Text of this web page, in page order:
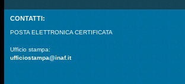
CONTATTI:
POSTA ELETTRONICA CERTIFICATA
Ufficio stampa:
ufficiostampa@inaf.it